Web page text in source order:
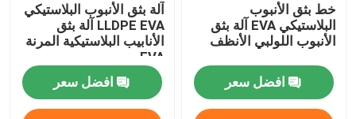
خط بثق الأنبوب
البلاستيكي EVA آلة بثق
الأنبوب اللولبي الأنظف
افضل سعر
آلة بثق الأنبوب البلاستيكي
LLDPE EVA آلة بثق
الأنابيب البلاستيكية المرنة
EVA
افضل سعر